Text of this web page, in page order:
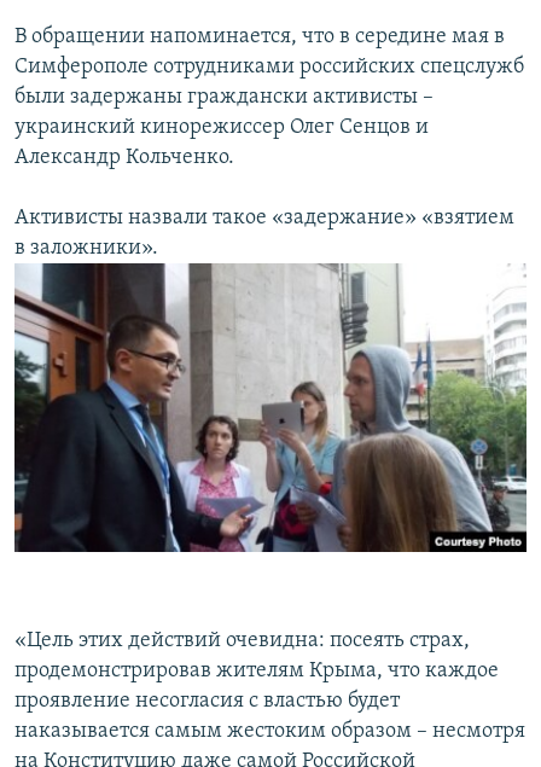
В обращении напоминается, что в середине мая в
Симферополе сотрудниками российских спецслужб
были задержаны граждански активисты –
украинский кинорежиссер Олег Сенцов и
Александр Кольченко.
Активисты назвали такое «задержание» «взятием
в заложники».
«Цель этих действий очевидна: посеять страх,
продемонстрировав жителям Крыма, что каждое
проявление несогласия с властью будет
наказывается самым жестоким образом – несмотря
на Конституцию даже самой Российской